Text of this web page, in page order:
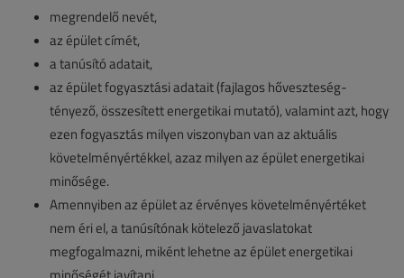
megrendelő nevét,
az épület címét,
a tanúsító adatait,
az épület fogyasztási adatait (fajlagos hőveszteség-
tényező, összesített energetikai mutató), valamint azt, hogy
ezen fogyasztás milyen viszonyban van az aktuális
követelményértékkel, azaz milyen az épület energetikai
minősége.
Amennyiben az épület az érvényes követelményértéket
nem éri el, a tanúsítónak kötelező javaslatokat
megfogalmazni, miként lehetne az épület energetikai